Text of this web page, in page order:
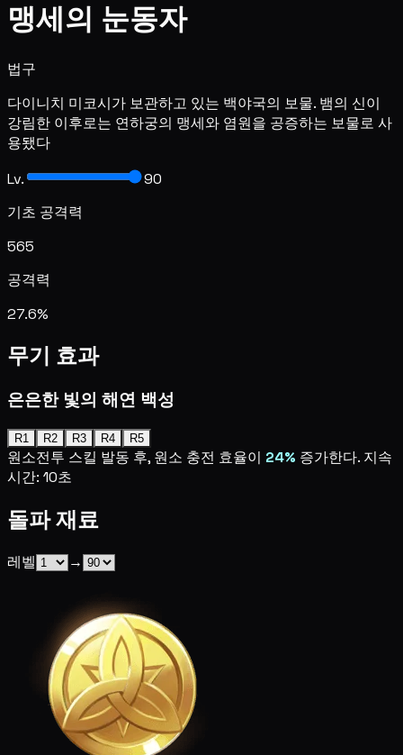
맹세의 눈동자
법구
다이니치 미코시가 보관하고 있는 백야국의 보물. 뱀의 신이
강림한 이후로는 연하궁의 맹세와 염원을 공증하는 보물로 사
용됐다
Lv.
90
기초 공격력
565
공격력
27.6%
무기 효과
은은한 빛의 해연 백성
R1 R2 R3 R4 R5
원소전투 스킬 발동 후, 원소 충전 효율이 24% 증가한다. 지속
시간: 10초
돌파 재료
레벨 →